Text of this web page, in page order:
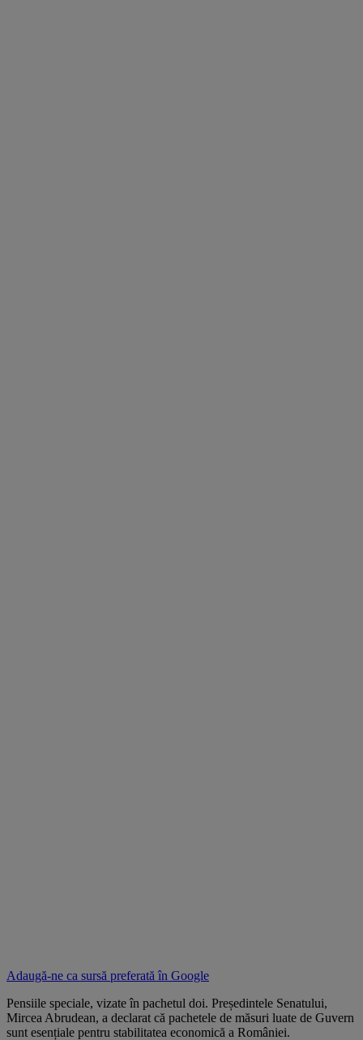
Adaugă-ne ca sursă preferată în Google
Pensiile speciale, vizate în pachetul doi. Președintele Senatului,
Mircea Abrudean, a declarat că pachetele de măsuri luate de Guvern
sunt esențiale pentru stabilitatea economică a României.